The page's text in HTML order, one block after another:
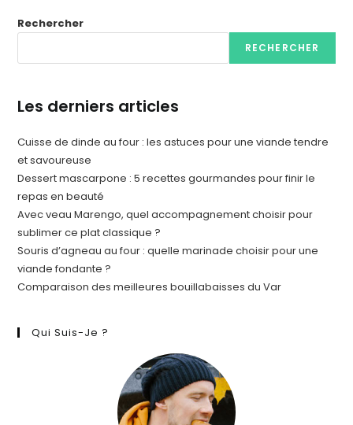
Rechercher
RECHERCHER
Les derniers articles
Cuisse de dinde au four : les astuces pour une viande tendre
et savoureuse
Dessert mascarpone : 5 recettes gourmandes pour finir le
repas en beauté
Avec veau Marengo, quel accompagnement choisir pour
sublimer ce plat classique ?
Souris d’agneau au four : quelle marinade choisir pour une
viande fondante ?
Comparaison des meilleures bouillabaisses du Var
Qui Suis-Je ?